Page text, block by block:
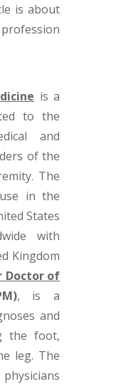
is about
is a
to the
and
of the
The
in the
States
with
Kingdom
Doctor of
, is a
and
the foot,
leg. The